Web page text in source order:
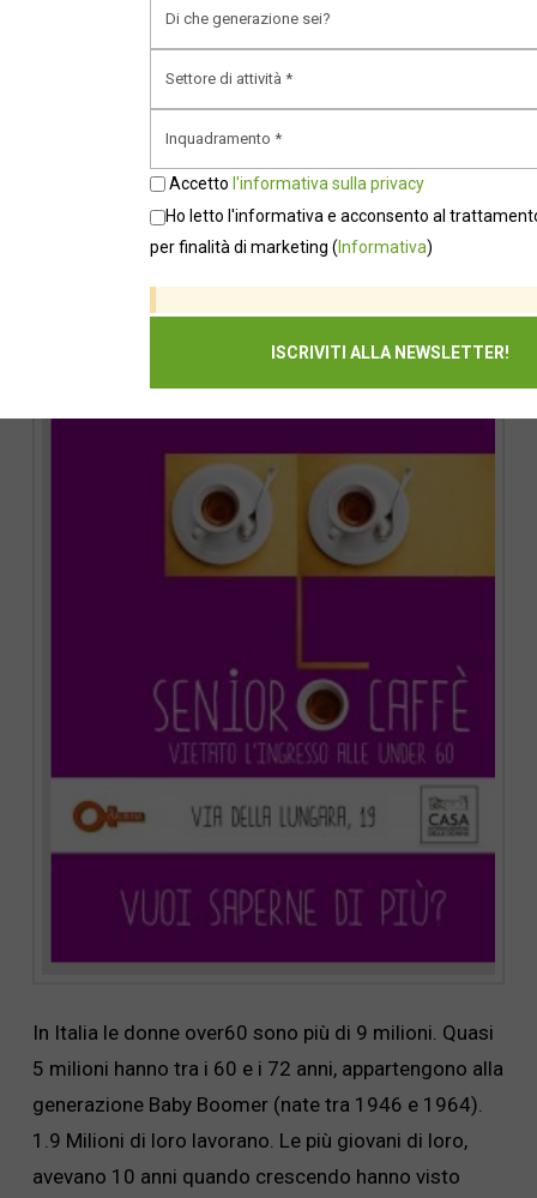
vita di comunità”, dicono le autrici. Non riflettere su
questo in maniera radicale rischia di non farci capire
possiamo, allora, supportare le persone per farle
prosperare in tutte le fasi della loro vita? “The Age
Age pride: solo per donne over60
In Italia le donne over60 sono più di 9 milioni. Quasi
5 milioni hanno tra i 60 e i 72 anni, appartengono alla
generazione Baby Boomer (nate tra 1946 e 1964).
1.9 Milioni di loro lavorano. Le più giovani di loro,
avevano 10 anni quando crescendo hanno visto
Accetto l'informativa sulla privacy
Ho letto l'informativa e acconsento al
per finalità di marketing ( Informativa)